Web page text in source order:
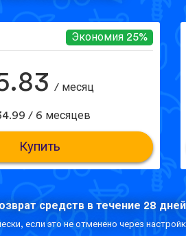
Экономия 25%
/ месяц
/ 6 месяцев
Купить
средств в течение 28 дней
если это не отменено через